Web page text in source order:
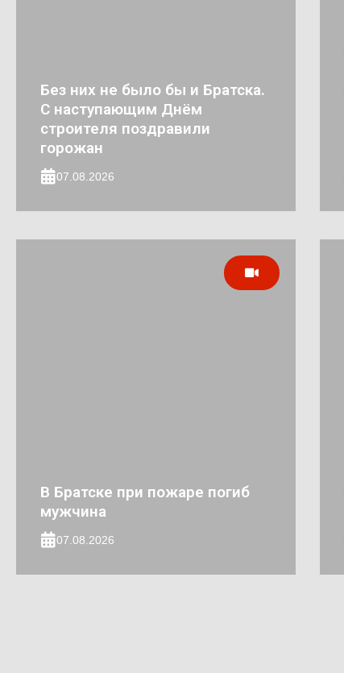
Без них не было бы и Братска.
С наступающим Днём
строителя поздравили
горожан
07.08.2026
В Братске при пожаре погиб
мужчина
07.08.2026